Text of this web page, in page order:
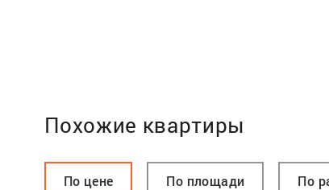
Похожие квартиры
По цене По площади По